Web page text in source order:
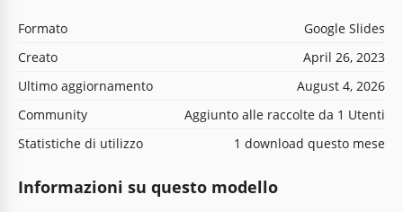
Formato
Google Slides
Creato
April 26, 2023
Ultimo aggiornamento
August 4, 2026
Community
Aggiunto alle raccolte da 1 Utenti
Statistiche di utilizzo
1 download questo mese
Informazioni su questo modello